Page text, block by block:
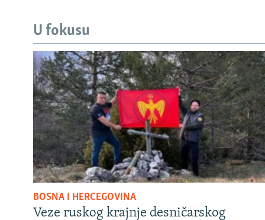
U fokusu
BOSNA I HERCEGOVINA
Veze ruskog krajnje desničarskog